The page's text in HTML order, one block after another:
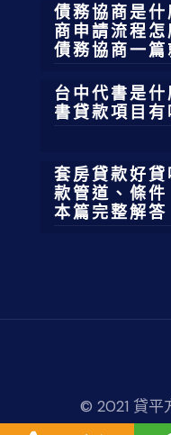
債務協商是
商申請流程
債務協商一篇
台中代書是
書貸款項目有
套房貸款好
款管道、條
本篇完整解答
© 2021 貸平